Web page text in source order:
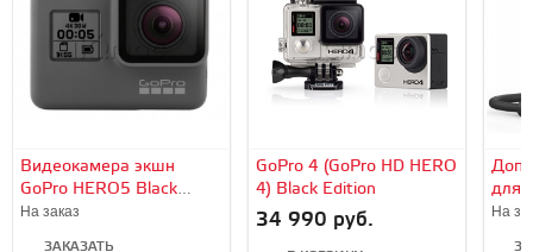
Видеокамера экшн
GoPro HERO5 Black
Edition
На заказ
ЗАКАЗАТЬ
GoPro 4 (GoPro HD HERO
4) Black Edition
34 990 руб.
для
На